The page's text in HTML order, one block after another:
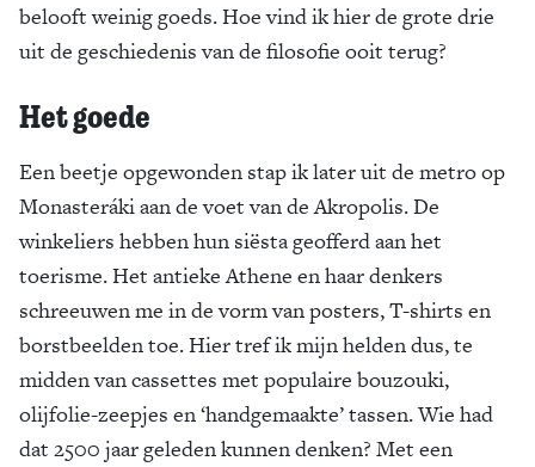
belooft weinig goeds. Hoe vind ik hier de grote drie
uit de geschiedenis van de filosofie ooit terug?
Het goede
Een beetje opgewonden stap ik later uit de metro op
Monasteráki aan de voet van de Akropolis. De
winkeliers hebben hun siësta geofferd aan het
toerisme. Het antieke Athene en haar denkers
schreeuwen me in de vorm van posters, T-shirts en
borstbeelden toe. Hier tref ik mijn helden dus, te
midden van cassettes met populaire bouzouki,
olijfolie-zeepjes en ‘handgemaakte’ tassen. Wie had
dat 2500 jaar geleden kunnen denken? Met een